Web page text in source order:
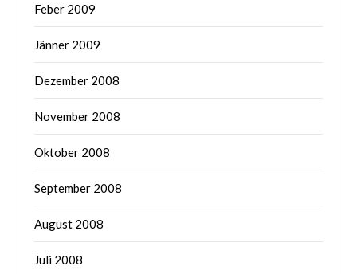
Feber 2009
Jänner 2009
Dezember 2008
November 2008
Oktober 2008
September 2008
August 2008
Juli 2008